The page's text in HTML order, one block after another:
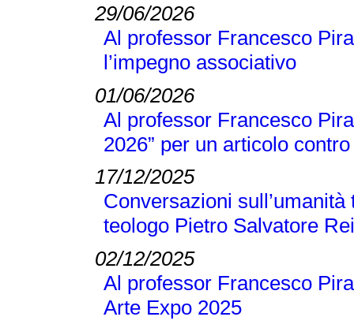
29/06/2026
Al professor Francesco
l’impegno associativo
01/06/2026
Al professor Francesco
2026” per un articolo
17/12/2025
Conversazioni
teologo Pietro Salvatore
02/12/2025
Al professor Francesco
Arte Expo 2025